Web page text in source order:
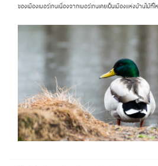
ของเมืองเบอร์เกนเนื่องจากเบอร์เกนเคยเป็นเมืองแห่งบ้านไม้ที่